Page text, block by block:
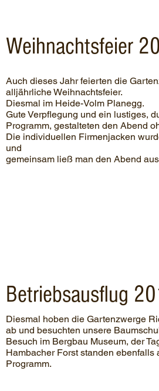
Weihnachtsfeier
Auch dieses Jahr feierten die
alljährliche Weihnachtsfeier.
Diesmal im Heide-Volm Planegg.
Gute Verpflegung und ein lustiges,
Programm, gestalteten den Abend
Die individuellen Firmenjacken
und
gemeinsam ließ man den Abend
Betriebsausflug
Diesmal hoben die Gartenzwerge
ab und besuchten unsere
Besuch im Bergbau Museum, der
Hambacher Forst standen ebenfalls
Programm.